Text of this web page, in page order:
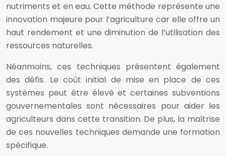
nutriments et en eau. Cette méthode représente une
innovation majeure pour l’agriculture car elle offre un
haut rendement et une diminution de l’utilisation des
ressources naturelles.
Néanmoins, ces techniques présentent également
des défis. Le coût initial de mise en place de ces
systèmes peut être élevé et certaines subventions
gouvernementales sont nécessaires pour aider les
agriculteurs dans cette transition. De plus, la maîtrise
de ces nouvelles techniques demande une formation
spécifique.